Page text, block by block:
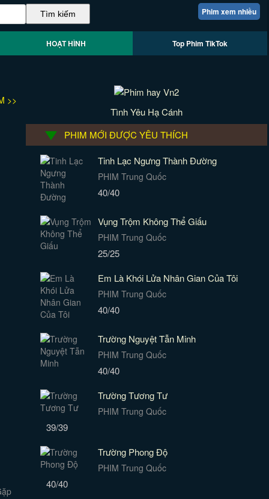
Phim xem nhiều
HOẠT HÌNH Top Phim TikTok
>>
Tình Yêu Hạ Cánh
PHIM MỚI ĐƯỢC YÊU THÍCH
Tinh Lạc Ngưng Thành Đường
PHIM Trung Quốc
40/40
Vụng Trộm Không Thể Giấu
PHIM Trung Quốc
25/25
Em Là Khói Lửa Nhân Gian Của Tôi
PHIM Trung Quốc
40/40
Trường Nguyệt Tẫn Minh
PHIM Trung Quốc
40/40
Trường Tương Tư
PHIM Trung Quốc
39/39
Trường Phong Độ
PHIM Trung Quốc
40/40